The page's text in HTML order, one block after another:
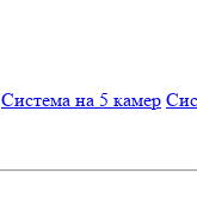
Система на 5 камер